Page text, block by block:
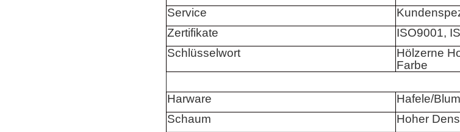
Service
Zertifikate
ISO9001,
Schlüsselwort
Hölzerne
Farbe
Harware
Hafele/
Schaum
Hoher